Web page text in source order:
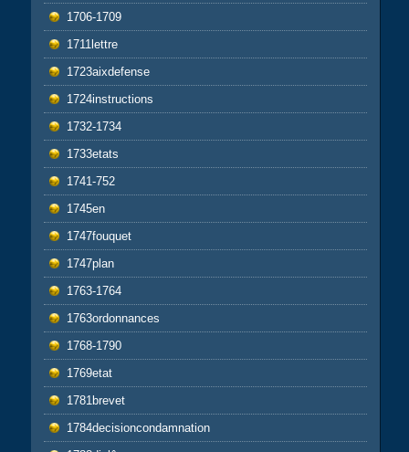
1706-1709
1711lettre
1723aixdefense
1724instructions
1732-1734
1733etats
1741-752
1745en
1747fouquet
1747plan
1763-1764
1763ordonnances
1768-1790
1769etat
1781brevet
1784decisioncondamnation